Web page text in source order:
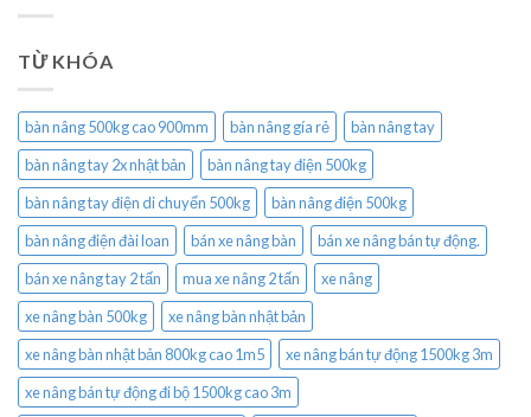
TỪ KHÓA
bàn nâng 500kg cao 900mm bàn nâng gía rẻ
bàn nâng tay
bàn nâng tay 2x nhật bản
bàn nâng tay điện 500kg
bàn nâng tay điện di chuyển 500kg
bàn nâng điện 500kg
bàn nâng điện đài loan
bán xe nâng bàn
bán xe nâng bán tự động.
bán xe nâng tay 2 tấn
mua xe nâng 2 tấn
xe nâng
xe nâng bàn 500kg
xe nâng bàn nhật bản
xe nâng bàn nhật bản 800kg cao 1m5
xe nâng bán tự động 1500kg 3m
xe nâng bán tự động đi bộ 1500kg cao 3m